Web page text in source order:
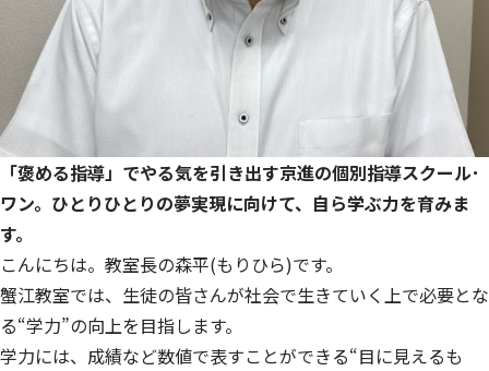
「褒める指導」でやる気を引き出す京進の個別指導スクール･
ワン。ひとりひとりの夢実現に向けて、自ら学ぶ力を育みま
す。
こんにちは。教室長の森平(もりひら)です。
蟹江教室では、生徒の皆さんが社会で生きていく上で必要とな
る“学力”の向上を目指します。
学力には、成績など数値で表すことができる“目に見えるも